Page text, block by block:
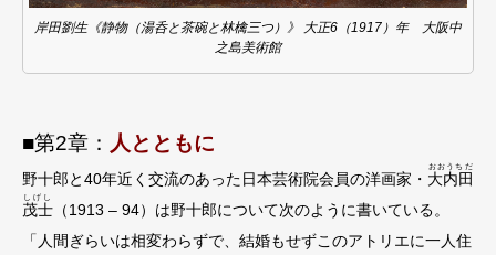
岸田劉生《静物（湯呑と茶碗と林檎三つ）》 大正6（1917）年 大阪中
之島美術館
■第2章： ⼈とともに
野⼗郎と40年近く交流のあった⽇本芸術院会員の洋画家・ ⼤内⽥
おおうちだ
茂⼠
しげし
（1913 – 94）は野⼗郎について次のように書いている。
「⼈間ぎらいは相変わらずで、結婚もせずこのアトリエに⼀⼈住